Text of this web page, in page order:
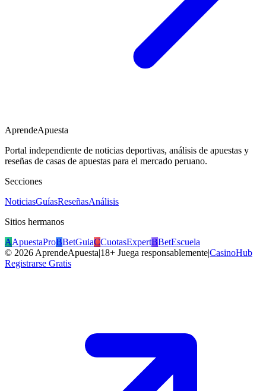
AprendeApuesta
Portal independiente de noticias deportivas, análisis de apuestas y
reseñas de casas de apuestas para el mercado peruano.
Secciones
NoticiasGuíasReseñasAnálisis
Sitios hermanos
AApuestaProBBetGuiaCCuotasExpertBBetEscuela
© 2026 AprendeApuesta|18+ Juega responsablemente|CasinoHub
Registrarse Gratis